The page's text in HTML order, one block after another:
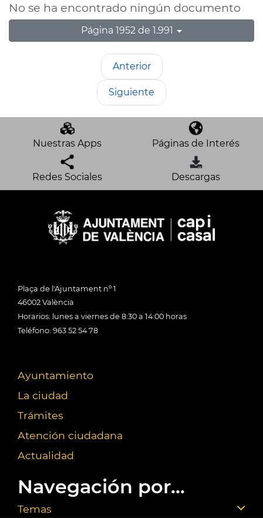
No se ha encontrado ningún documento
Página 1952 de 1.991
Anterior
Siguiente
Nuestras Apps Páginas de Interés
Redes Sociales Descargas
Plaça de l'Ajuntament nº 1
46002 València
Horarios: lunes a viernes de 8:30 a 14:00 horas
Teléfono: 963 52 54 78
Ayuntamiento
La ciudad
Trámites
Atención ciudadana
Actualidad
Navegación por...
Temas